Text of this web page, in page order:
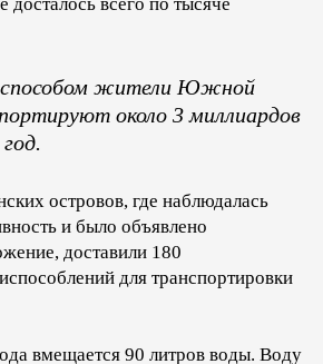
способом жители Южной
около 3 миллиардов
островов, где наблюдалась
и было объявлено
доставили 180
для транспортировки
вмещается 90 литров воды. Воду